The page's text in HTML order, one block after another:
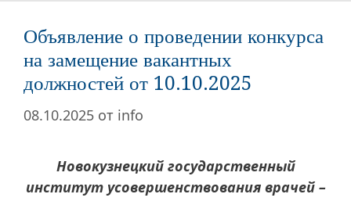
Объявление о проведении конкурса
на замещение вакантных
должностей от 10.10.2025
08.10.2025 от info
Новокузнецкий государственный
институт усовершенствования врачей –